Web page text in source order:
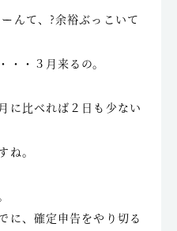
んて、?余裕ぶっこいて
・・３月来るの。
に比べれば２日も少ない
ね。
に、確定申告をやり切る